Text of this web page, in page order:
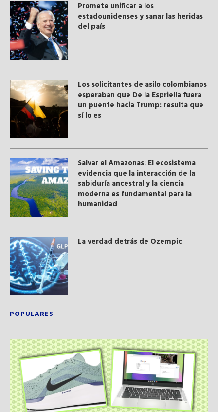
Promete unificar a los
estadounidenses y sanar las heridas
del país
Los solicitantes de asilo colombianos
esperaban que De la Espriella fuera
un puente hacia Trump: resulta que
sí lo es
Salvar el Amazonas: El ecosistema
evidencia que la interacción de la
sabiduría ancestral y ​la ciencia
moderna​ es fundamental para la
humanidad
La verdad detrás de Ozempic
POPULARES